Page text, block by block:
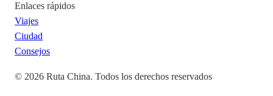
Enlaces rápidos
Viajes
Ciudad
Consejos
© 2026 Ruta China. Todos los derechos reservados